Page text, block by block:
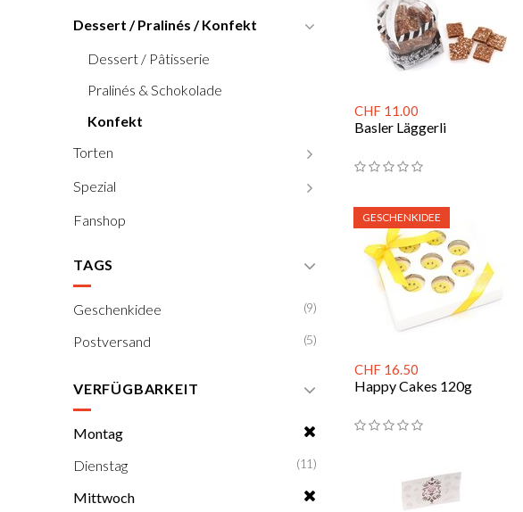
Dessert / Pralinés / Konfekt
Dessert / Pâtisserie
Pralinés & Schokolade
Konfekt
Torten
Spezial
Fanshop
TAGS
Geschenkidee (9)
Postversand (5)
VERFÜGBARKEIT
Montag
Dienstag
(11)
Mittwoch
CHF 11.00
Basler Läggerli
CHF 16.50
Happy Cakes 120g
GESCHENKIDEE